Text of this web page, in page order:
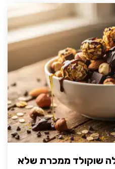
שוקולד ממכרת שלא